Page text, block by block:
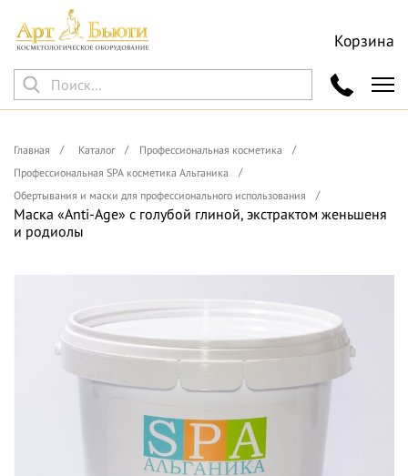
Корзина
Главная Каталог
Профессиональная косметика
Профессиональная SPA косметика Альганика
Обертывания и маски для профессионального использования
Маска «Anti-Age» с голубой глиной, экстрактом женьшеня
и родиолы